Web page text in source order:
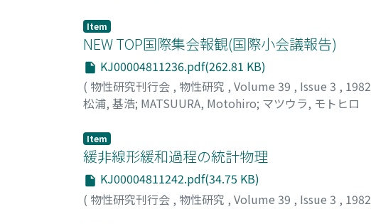
Item
NEW TOP国際集会報観(国際小会議報告)
KJ00004811236.pdf(262.81 KB)
( 物性研究刊行会 , 物性研究 , Volume 39 , Issue 3 , 1982
松浦, 基浩; MATSUURA, Motohiro; マツウラ, モトヒロ
Item
緩非線形緩和過程の統計物理
KJ00004811242.pdf(34.75 KB)
( 物性研究刊行会 , 物性研究 , Volume 39 , Issue 3 , 1982